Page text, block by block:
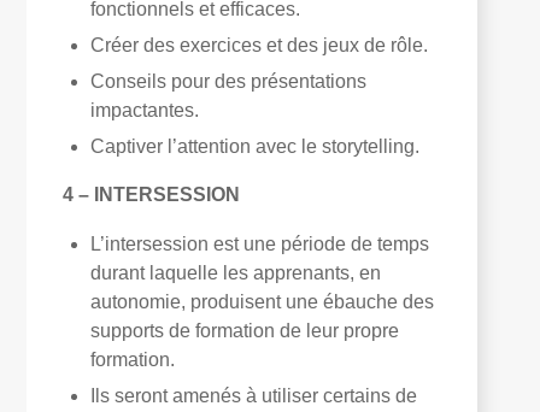
fonctionnels et efficaces.
Créer des exercices et des jeux de rôle.
Conseils pour des présentations
impactantes.
Captiver l’attention avec le storytelling.
4 – INTERSESSION
L’intersession est une période de temps
durant laquelle les apprenants, en
autonomie, produisent une ébauche des
supports de formation de leur propre
formation.
Ils seront amenés à utiliser certains de